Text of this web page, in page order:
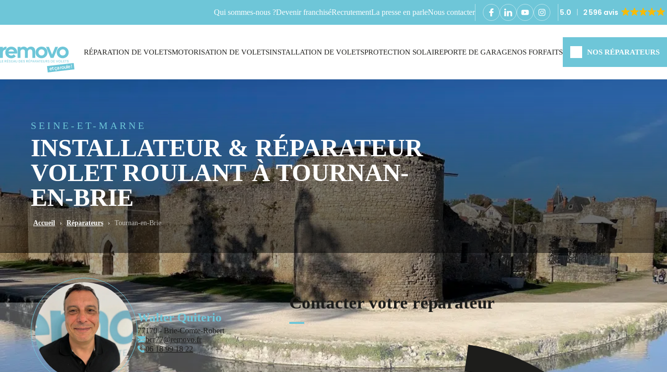
Qui sommes-nous ?Devenir franchiséRecrutementLa presse en parleNous contacter 5.0 2 596 avis
RÉPARATION DE VOLETSMOTORISATION DE VOLETSINSTALLATION DE VOLETSPROTECTION SOLAIREPORTE DE GARAGENOS FORFAITS NOS RÉPARATEURS
SEINE-ET-MARNE
INSTALLATEUR & RÉPARATEUR
VOLET ROULANT À TOURNAN-
EN-BRIE
Accueil › Réparateurs › Tournan-en-Brie
Walter Quiterio
77170 - Brie-Comte-Robert
bcr77@removo.fr
06 18 99 18 22
Contacter votre réparateur